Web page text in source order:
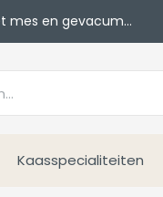
Kaasspecialiteiten
en gevacumeerd